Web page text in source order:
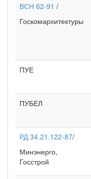
ВСН 62-91 /
Госкомархитектуры
ПУЕ
ПУБЕЛ
РД 34.21.122-87/
Минэнерго,
Госстрой